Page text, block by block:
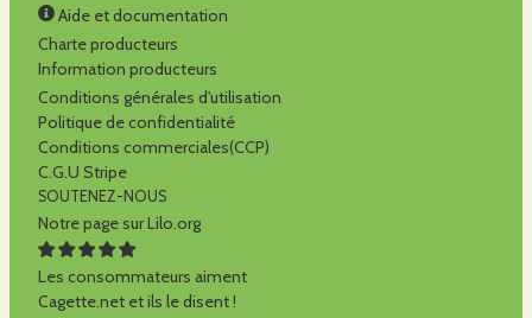
Aide et documentation
Charte producteurs
Information producteurs
Conditions générales d'utilisation
Politique de confidentialité
Conditions commerciales(CCP)
C.G.U Stripe
SOUTENEZ-NOUS
Notre page sur Lilo.org
Les consommateurs aiment
Cagette.net et ils le disent !